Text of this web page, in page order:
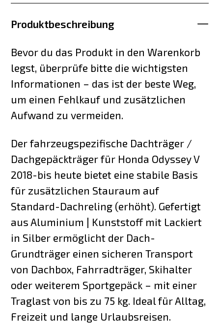
Produktbeschreibung
Bevor du das Produkt in den Warenkorb
legst, überprüfe bitte die wichtigsten
Informationen – das ist der beste Weg,
um einen Fehlkauf und zusätzlichen
Aufwand zu vermeiden.
Der fahrzeugspezifische Dachträger /
Dachgepäckträger für Honda Odyssey V
2018-bis heute bietet eine stabile Basis
für zusätzlichen Stauraum auf
Standard-Dachreling (erhöht). Gefertigt
aus Aluminium | Kunststoff mit Lackiert
in Silber ermöglicht der Dach-
Grundträger einen sicheren Transport
von Dachbox, Fahrradträger, Skihalter
oder weiterem Sportgepäck – mit einer
Traglast von bis zu 75 kg. Ideal für Alltag,
Freizeit und lange Urlaubsreisen.